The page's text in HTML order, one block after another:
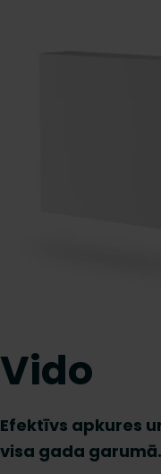
Vido
Efektīvs apkures
visa gada garumā.